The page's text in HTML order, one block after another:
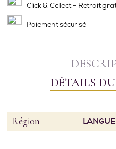
Click & Collect - Retrait
Paiement sécurisé
DÉTAILS
Région